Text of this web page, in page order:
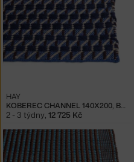
KOBEREC CHANNEL 140X200, BLUE / WHITE
HAY
2 - 3 týdny, 12 725 Kč